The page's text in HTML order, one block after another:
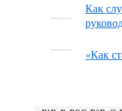
Как
«Как